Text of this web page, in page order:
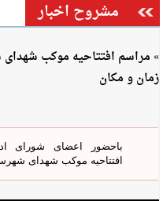
مشروح اخبار
» مراسم افتتاحیه موکب شهدای
زمان و مکان
باحضور اعضای شورای
افتتاحیه موکب شهدای